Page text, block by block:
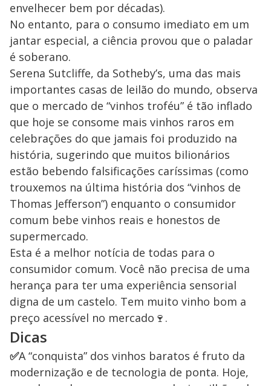
envelhecer bem por décadas).
No entanto, para o consumo imediato em um
jantar especial, a ciência provou que o paladar
é soberano.
Serena Sutcliffe, da Sotheby’s, uma das mais
importantes casas de leilão do mundo, observa
que o mercado de “vinhos troféu” é tão inflado
que hoje se consome mais vinhos raros em
celebrações do que jamais foi produzido na
história, sugerindo que muitos bilionários
estão bebendo falsificações caríssimas (como
trouxemos na última história dos “vinhos de
Thomas Jefferson”) enquanto o consumidor
comum bebe vinhos reais e honestos de
supermercado.
Esta é a melhor notícia de todas para o
consumidor comum. Você não precisa de uma
herança para ter uma experiência sensorial
digna de um castelo. Tem muito vinho bom a
preço acessível no mercado🍷.
Dicas
✅A “conquista” dos vinhos baratos é fruto da
modernização e de tecnologia de ponta. Hoje,